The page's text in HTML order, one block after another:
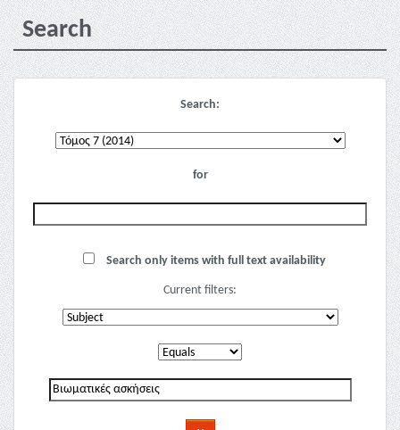
Search
Search:
for
Search only items with full text availability
Current filters: